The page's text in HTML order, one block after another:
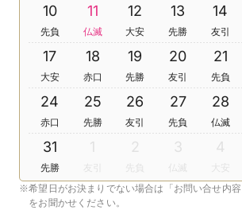
10
先負
11
仏滅
12
大安
13
先勝
14
友引
17
大安
18
赤口
19
先勝
20
友引
21
先負
24
赤口
25
先勝
26
友引
27
先負
28
仏滅
31
先勝
1
友引
2
先負
3
仏滅
4
大安
※希望日がお決まりでない場合は「お問い合せ内
をお聞かせください。